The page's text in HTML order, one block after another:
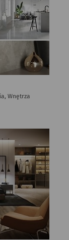
Wnętrza